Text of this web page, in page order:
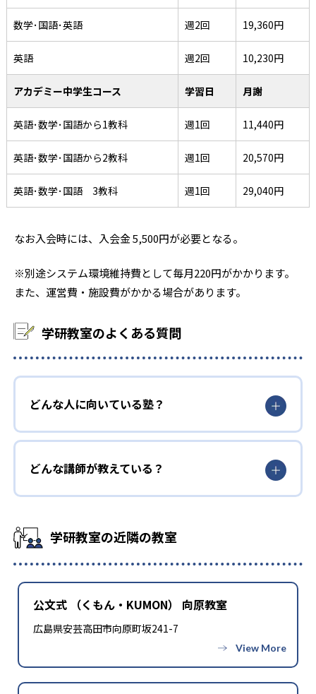
数学･国語･英語 週2回 19,360円
英語 週2回 10,230円
アカデミー中学生コース 学習日 月謝
英語･数学･国語から1教科 週1回 11,440円
英語･数学･国語から2教科 週1回 20,570円
英語･数学･国語 3教科 週1回 29,040円
なお入会時には、入会金 5,500円が必要となる。
※別途システム環境維持費として毎月220円がかかります。
また、運営費・施設費がかかる場合があります。
学研教室のよくある質問
どんな人に向いている塾？
どんな講師が教えている？
学研教室の近隣の教室
公文式 （くもん・KUMON） 向原教室
広島県安芸高田市向原町坂241-7